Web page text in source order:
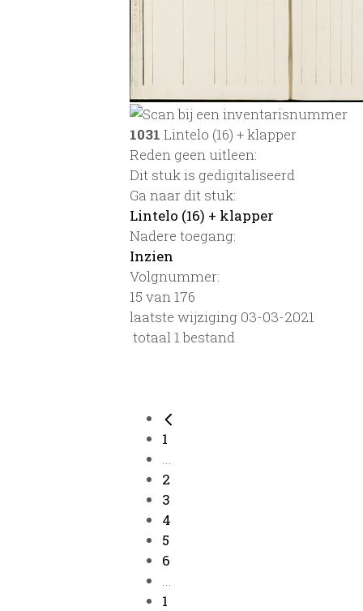
1031 Lintelo (16) + klapper
Reden geen uitleen:
Dit stuk is gedigitaliseerd
Ga naar dit stuk:
Lintelo (16) + klapper
Nadere toegang:
Inzien
Volgnummer:
15 van 176
laatste wijziging 03-03-2021
totaal 1 bestand
1
...
2
3
4
5
6
...
1